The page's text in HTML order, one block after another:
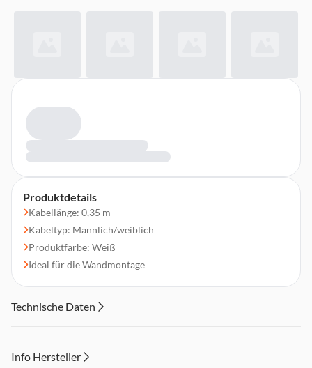
Produktdetails
Kabellänge: 0,35 m
Kabeltyp: Männlich/weiblich
Produktfarbe: Weiß
Ideal für die Wandmontage
Technische Daten
Info Hersteller